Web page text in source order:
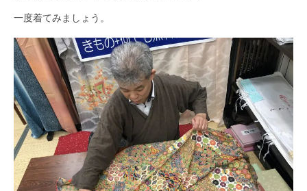
一度着てみましょう。